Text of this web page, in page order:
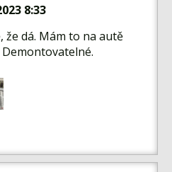
8:33
že dá. Mám to na autě
Demontovatelné.